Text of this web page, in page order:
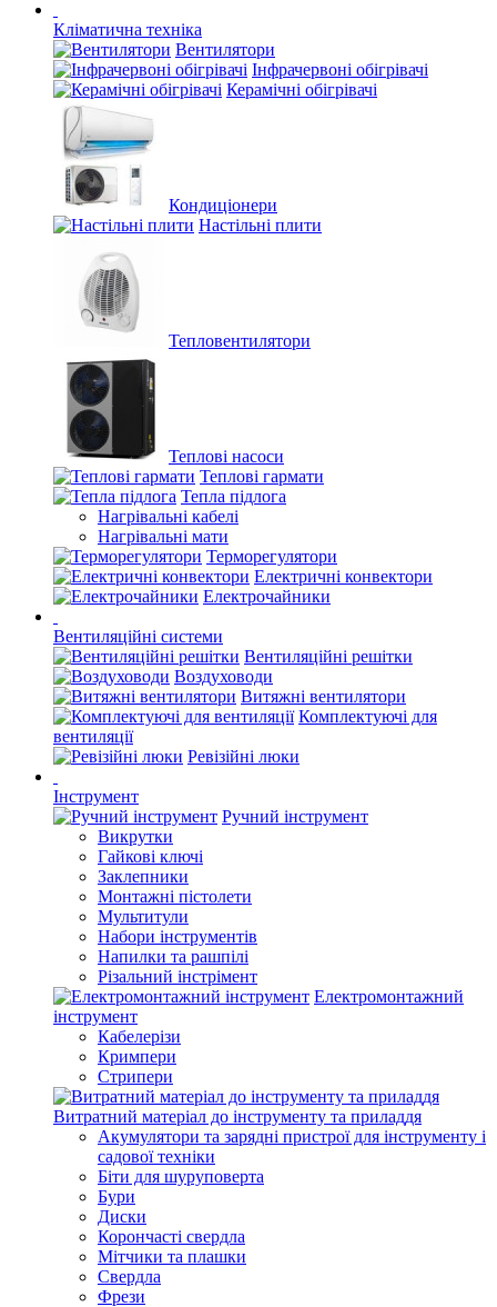
Кліматична техніка
Вентилятори
Інфрачервоні обігрівачі
Керамічні обігрівачі
Кондиціонери
Настільні плити
Тепловентилятори
Теплові насоси
Теплові гармати
Тепла підлога
Нагрівальні кабелі
Нагрівальні мати
Терморегулятори
Електричні конвектори
Електрочайники
Вентиляційні системи
Вентиляційні решітки
Воздуховоди
Витяжні вентилятори
Комплектуючі для
вентиляції
Ревізійні люки
Інструмент
Ручний інструмент
Викрутки
Гайкові ключі
Заклепники
Монтажні пістолети
Мультитули
Набори інструментів
Напилки та рашпілі
Різальний інстрімент
Електромонтажний
інструмент
Кабелерізи
Кримпери
Стрипери
Витратний матеріал до інструменту та приладдя
Акумулятори та зарядні пристрої для інструменту і
садової техніки
Біти для шуруповерта
Бури
Диски
Корончасті свердла
Мітчики та плашки
Свердла
Фрези